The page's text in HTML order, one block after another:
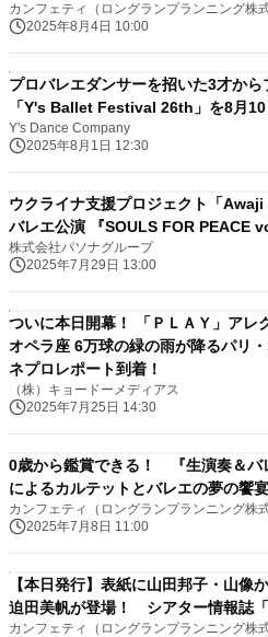
カンフェティ（ロングランプランニング株式
2025年8月4日 10:00
プロバレエダンサーを招いた3才か
「Y's Ballet Festival 26th」を8月
Y's Dance Company
2025年8月1日 12:30
ウクライナ支援プロジェクト「
バレエ公演 『SOULS FOR PEACE
株式会社パソナグループ
2025年7月29日 13:00
ついに本日開幕！ 「ＰＬＡＹ」アレ
オペラ座 6万球の緑の雨が降るパリ
ネプロレポート到着！
（株）キョードーメディアス
2025年7月25日 14:30
0歳から鑑賞できる！ 『生演奏＆バ
によるカルテットとバレエの夢の饗
カンフェティ（ロングランプランニング株式
2025年7月8日 11:00
【本日発行】表紙に山田邦子・山像
迫田美帆が登場！ シアター情報誌
カンフェティ（ロングランプランニング株式